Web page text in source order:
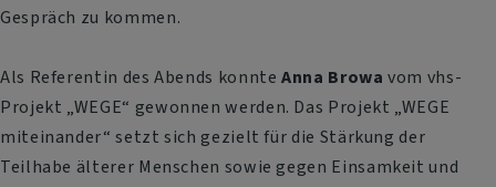
Gespräch zu kommen.
Als Referentin des Abends konnteAnna Browa vom vhs-
Projekt „WEGE“ gewonnen werden. Das Projekt „WEGE
miteinander“ setzt sich gezielt für die Stärkung der
Teilhabe älterer Menschen sowie gegen Einsamkeit und